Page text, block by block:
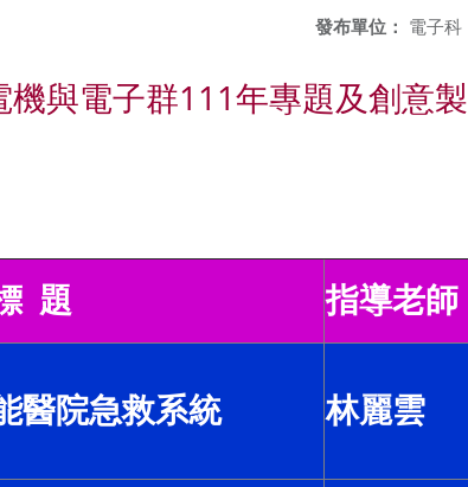
發布單位： 電子科
與電子群111年專題及創意製
題 指導老師
醫院急救系統 林麗雲